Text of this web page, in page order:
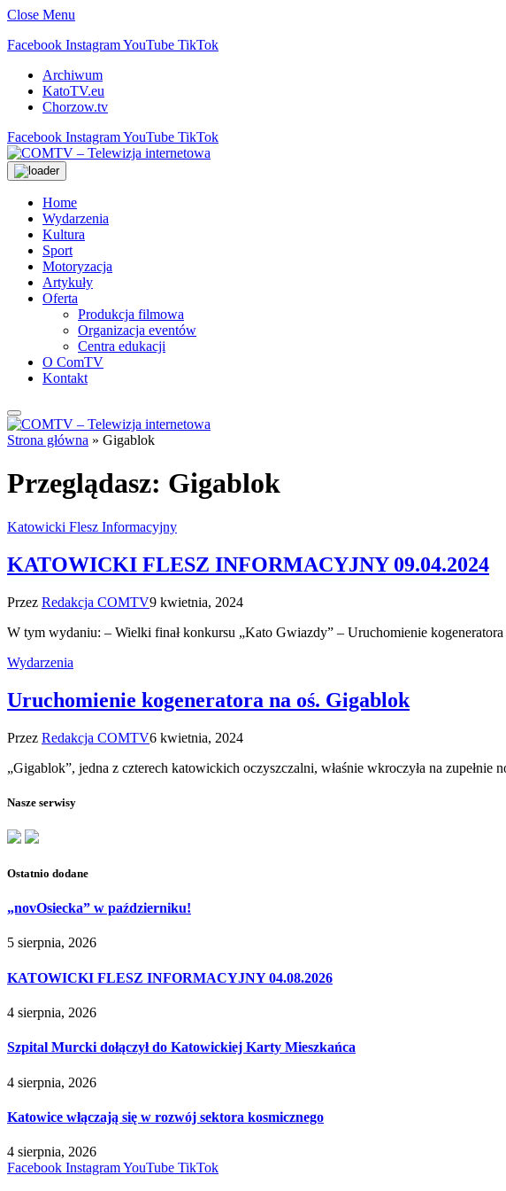
Close Menu
Facebook InstagramYouTube TikTok
Archiwum
KatoTV.eu
Chorzow.tv
Facebook InstagramYouTube TikTok
Home
Wydarzenia
Kultura
Sport
Motoryzacja
Artykuły
Oferta
Produkcja filmowa
Organizacja eventów
Centra edukacji
O ComTV
Kontakt
Strona główna » Gigablok
Przeglądasz: Gigablok
Katowicki Flesz Informacyjny
KATOWICKI FLESZ INFORMACYJNY 09.04.2024
Przez Redakcja COMTV9 kwietnia, 2024
W tym wydaniu: – Wielki finał konkursu „Kato Gwiazdy” – Uruchomienie
Wydarzenia
Uruchomienie kogeneratora na oś. Gigablok
Przez Redakcja COMTV6 kwietnia, 2024
„Gigablok”, jedna z czterech katowickich oczyszczalni, właśnie wkroczyła na
Nasze serwisy
Ostatnio dodane
„novOsiecka” w październiku!
5 sierpnia, 2026
KATOWICKI FLESZ INFORMACYJNY 04.08.2026
4 sierpnia, 2026
Szpital Murcki dołączył do Katowickiej Karty Mieszkańca
4 sierpnia, 2026
Katowice włączają się w rozwój sektora kosmicznego
4 sierpnia, 2026
Facebook InstagramYouTube TikTok